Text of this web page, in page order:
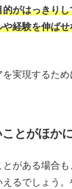
がはっきり
経験を伸ば
実現するた
とがほか
がある場合
るでしょう